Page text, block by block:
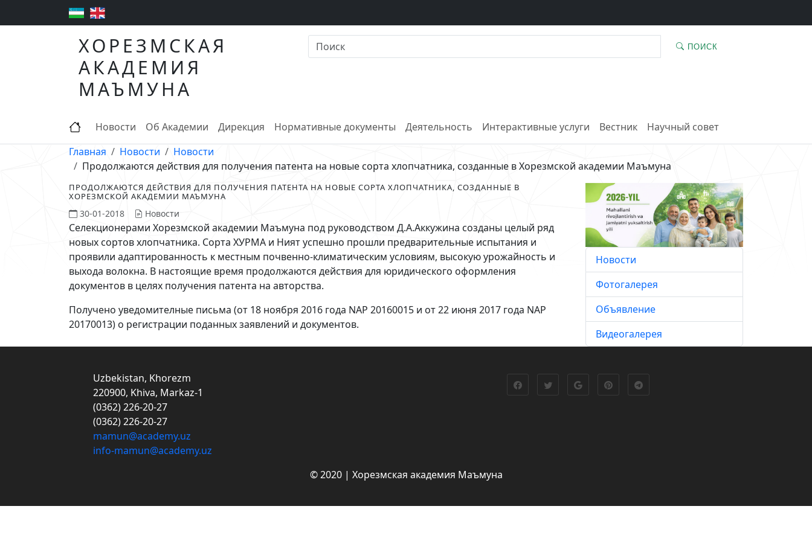
ХОРЕЗМСКАЯ
АКАДЕМИЯ
МАЪМУНА
ПОИСК
Новости Об Академии Дирекция Нормативные документы Деятельность Интерактивные услуги Вестник
Научный совет
Главная
Новости
Новости
Продолжаются действия для получения патента на новые сорта хлопчатника, созданные в Хорезмской академии Маъмуна
ПРОДОЛЖАЮТСЯ ДЕЙСТВИЯ ДЛЯ ПОЛУЧЕНИЯ ПАТЕНТА НА НОВЫЕ СОРТА ХЛОПЧАТНИКА, СОЗДАННЫЕ В
ХОРЕЗМСКОЙ АКАДЕМИИ МАЪМУНА
30-01-2018 Новости
Селекционерами Хорезмской академии Маъмуна под руководством Д.А.Аккужина созданы целый ряд
новых сортов хлопчатника. Сорта ХУРМА и Ният успешно прошли предварительные испытания и
проявили адаптированность к местным почвенно-климатическим условиям, высокую урожайность и
выхода волокна. В настоящие время продолжаются действия для юридического оформления
документов в целях получения патента на авторства.
Получено уведомителные письма (от 18 ноября 2016 года NАР 20160015 и от 22 июня 2017 года NАР
20170013) о регистрации поданных заявлений и документов.
Новости
Фотогалерея
Объявление
Видеогалерея
Uzbekistan, Khorezm
220900, Khiva, Markaz-1
(0362) 226-20-27
(0362) 226-20-27
mamun@academy.uz
info-mamun@academy.uz
© 2020 | Хорезмская академия Маъмуна